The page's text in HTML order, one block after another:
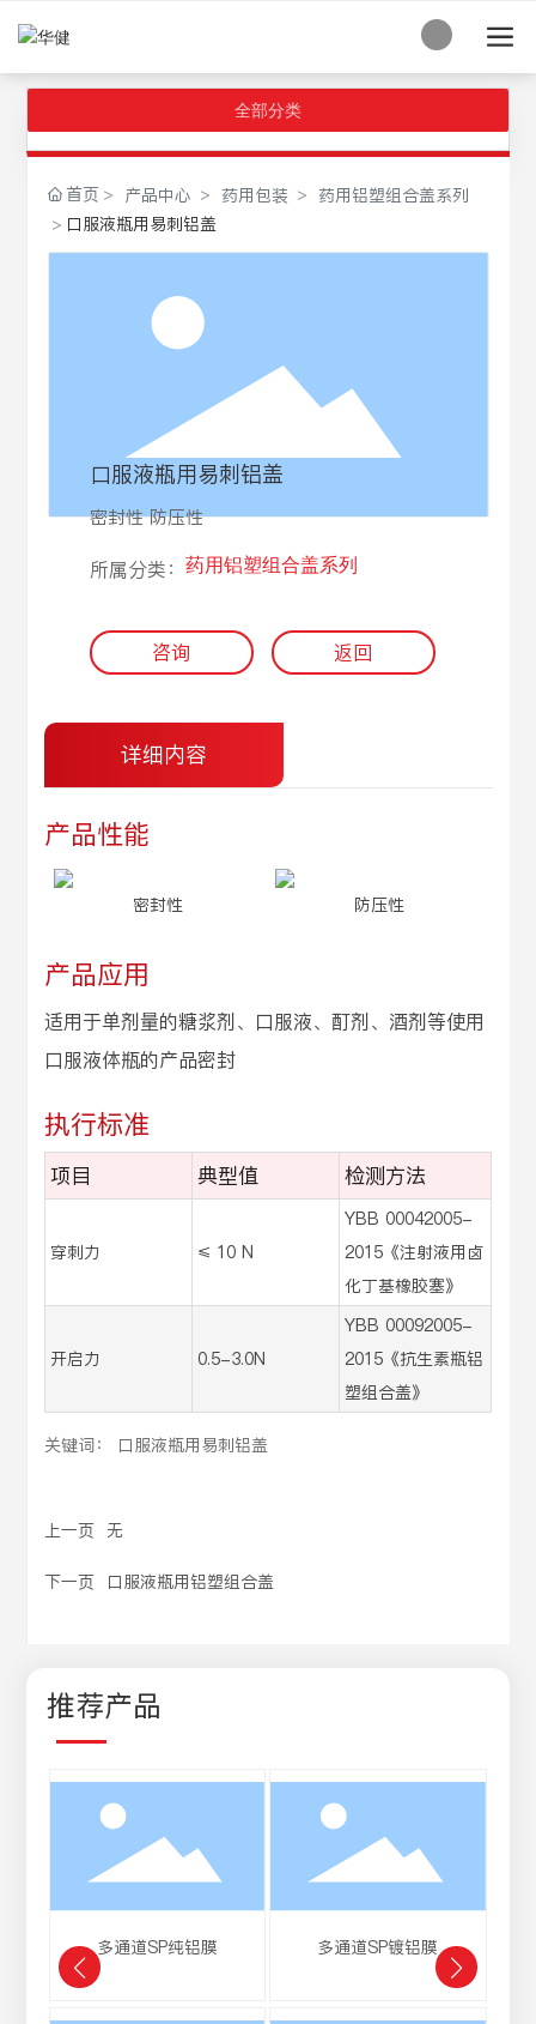
全部分类
首页 产品中心 药用包装
药用铝塑组合盖系列
口服液瓶用易刺铝盖
口服液瓶用易刺铝盖
密封性 防压性
所属分类： 药用铝塑组合盖系列
咨询 返回
详细内容
产品性能
密封性 防压性
产品应用
适用于单剂量的糖浆剂、口服液、酊剂、酒剂等使用
口服液体瓶的产品密封
执行标准
项目 典型值 检测方法
穿刺力 ≤ 10 N
YBB 00042005-
2015《注射液用卤
化丁基橡胶塞》
开启力 0.5-3.0N
YBB 00092005-
2015《抗生素瓶铝
塑组合盖》
关键词： 口服液瓶用易刺铝盖
上一页 无
下一页 口服液瓶用铝塑组合盖
推荐产品
多通道SP纯铝膜 多通道SP镀铝膜